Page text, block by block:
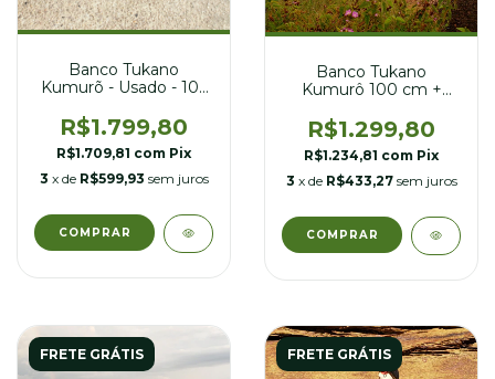
Banco Tukano
Kumurõ - Usado - 103
R$1.799,80
R$1.709,81 com Pix
3 x de R$599,93 sem juros
Banco Tukano
Kumurô 100 cm +
R$1.299,80
R$1.234,81 com Pix
3 x de R$433,27 sem juros
FRETE GRÁTIS FRETE GRÁTIS